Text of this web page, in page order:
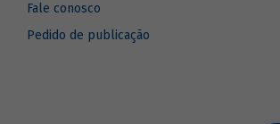
Fale conosco
Pedido de publicação